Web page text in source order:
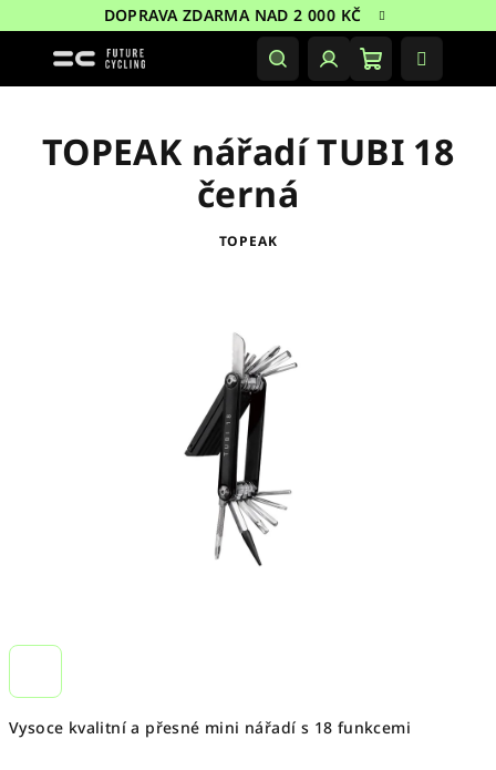
na
DOPRAVA ZDARMA NAD 2 000 KČ
HledatPřihlášeníNákupní
Vysoce kvalitní a přesné mini nářadí s 18 funkcemi
TOPEAK nářadí TUBI 18
černá
TOPEAK